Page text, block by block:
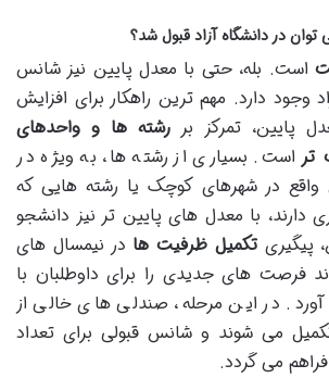
توان در دانشگاه آزاد قبول شد؟
است. بله، حتی با معدل پایین نیز شانس
وجود دارد. مهم ترین راهکار برای افزایش
پایین، تمرکز بر رشته ها و واحدهای
تر است. بسیاری از رشته ها، به ویژه در
واقع در شهرهای کوچک یا رشته هایی که
دارند، با معدل های پایین تر نیز دانشجو
پیگیریتکمیل ظرفیت ها در نیمسال های
فرصت های جدیدی را برای داوطلبان با
در این مرحله، صندلی های خالی از
می شوند و شانس قبولی برای تعداد
می گردد.